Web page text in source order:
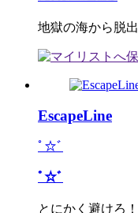
地獄の海から脱
EscapeLine
ﾟ☆ﾞ
ﾟ☆ﾞ
とにかく避けろ